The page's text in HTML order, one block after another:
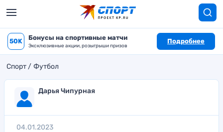
50K Бонусы на спортивные матчи
Эксклюзивные акции, розыгрыши призов
Подробнее
Спорт Футбол
Дарья Чипурная
04.01.2023